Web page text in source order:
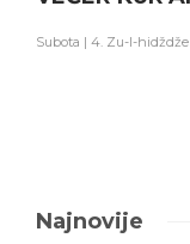
Subota | 4. Zu-l-hidždže
Najnovije